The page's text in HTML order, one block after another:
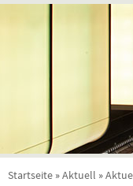
Startseite »Aktuell »